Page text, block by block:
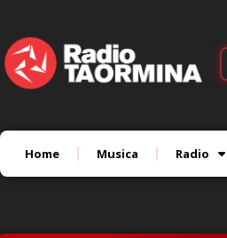
Home Musica Radio